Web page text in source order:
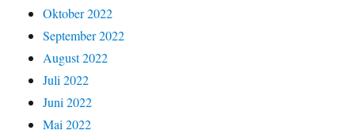
Oktober 2022
September 2022
August 2022
Juli 2022
Juni 2022
Mai 2022